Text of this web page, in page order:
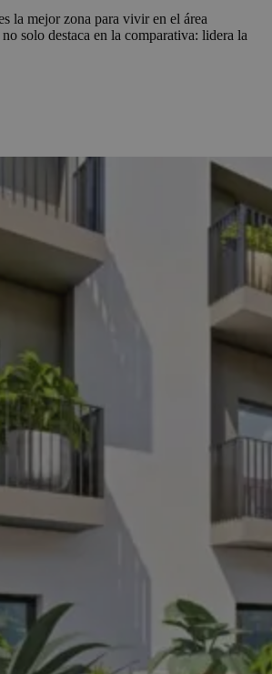
la mejor zona para vivir en el área
solo destaca en la comparativa: lidera la